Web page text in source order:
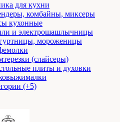
для кухни
комбайны, миксеры
кухонные
и электрошашлычницы
мороженицы
(слайсеры)
плиты и духовки
(+5)